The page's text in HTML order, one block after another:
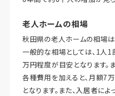
老人ホームの相場
秋田県の老人ホームの相場は
一般的な相場としては、1人
万円程度が目安となります。
各種費用を加えると、月額7
となります。また、入居者に